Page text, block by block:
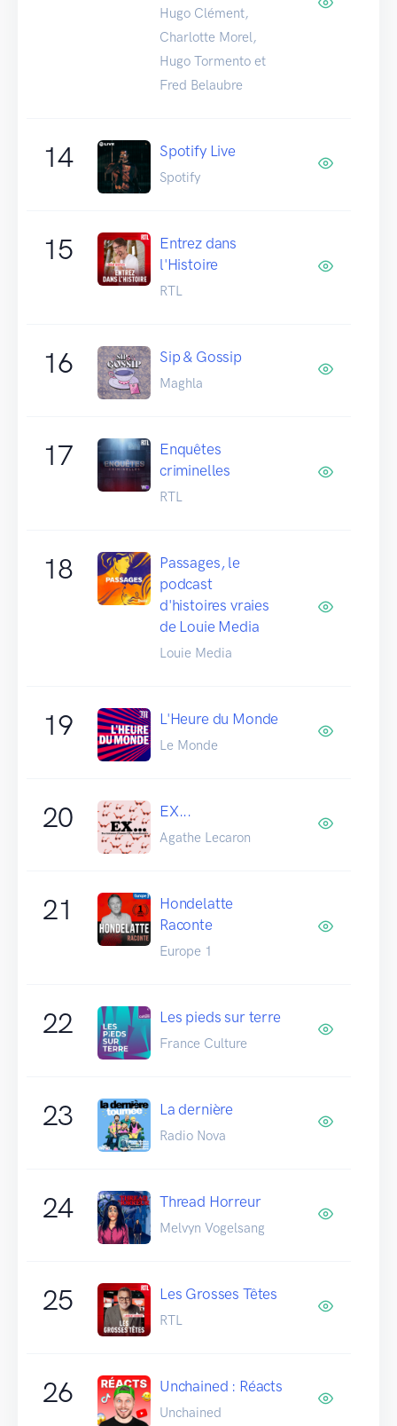
Hugo Clément,
Charlotte Morel,
Hugo Tormento et
Fred Belaubre
14 Spotify Live
Spotify
15
Entrez dans
l'Histoire
RTL
16 Sip & Gossip
Maghla
17
Enquêtes
criminelles
RTL
18
Passages, le
podcast
d'histoires vraies
de Louie Media
Louie Media
19 L'Heure du Monde
Le Monde
20 EX...
Agathe Lecaron
21
Hondelatte
Raconte
Europe 1
22 Les pieds sur terre
France Culture
23 La dernière
Radio Nova
24 Thread Horreur
Melvyn Vogelsang
25 Les Grosses Têtes
RTL
26 Unchained : Réacts
Unchained